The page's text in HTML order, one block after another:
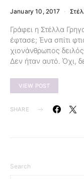
January 10, 2017
Γράφει η Στέλλα
έφτασε; Ένα σπίτι
χιονάνθρωπος
Δεν ήταν αυτό. Όχι,
VIEW POST
SHARE
Search